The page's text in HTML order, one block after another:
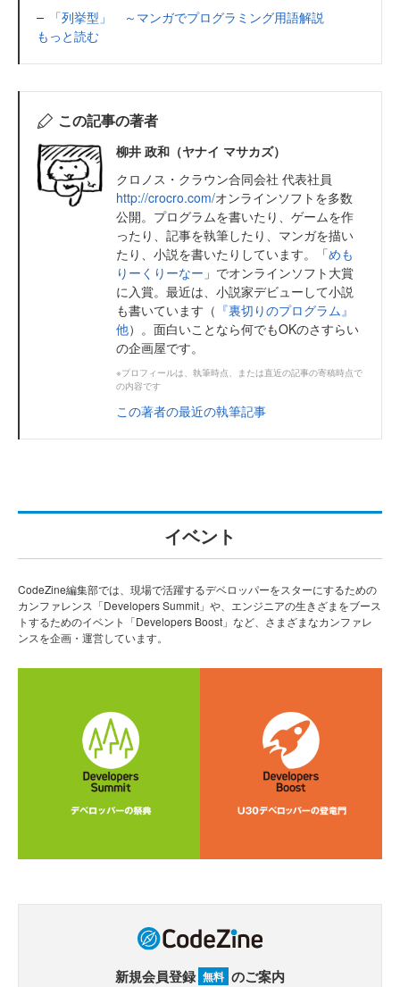
「列挙型」 ～マンガでプログラミング用語解説
もっと読む
この記事の著者
柳井 政和（ヤナイ マサカズ）
クロノス・クラウン合同会社 代表社員
http://crocro.com/オンラインソフトを多数
公開。プログラムを書いたり、ゲームを作
ったり、記事を執筆したり、マンガを描い
たり、小説を書いたりしています。「めも
りーくりーなー 」でオンラインソフト大賞
に入賞。最近は、小説家デビューして小説
も書いています（ 『裏切りのプログラム』
他）。面白いことなら何でもOKのさすらい
の企画屋です。
※プロフィールは、執筆時点、または直近の記事の寄稿時点で
の内容です
この著者の最近の執筆記事
イベント
CodeZine編集部では、現場で活躍するデベロッパーをスターにするための
カンファレンス「Developers Summit」や、エンジニアの生きざまをブース
トするためのイベント「Developers Boost」など、さまざまなカンファレ
ンスを企画・運営しています。
新規会員登録 無料 のご案内